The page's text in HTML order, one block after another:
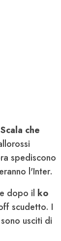
che
spediscono
l'Inter.
dopo il ko
scudetto. I
usciti di